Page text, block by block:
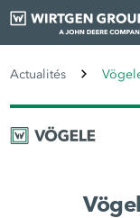
Actualités